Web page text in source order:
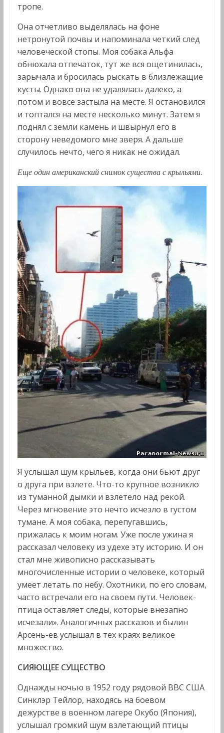
тропе.
Она отчетливо выделялась на фоне
нетронутой почвы и напоминала четкий след
человеческой стопы. Моя собака Альфа
обнюхала отпечаток, тут же вся ощетинилась,
зарычала и бросилась рыскать в близлежащие
кусты. Однако она не удалялась далеко, а
потом и вовсе застыла на месте. Я остановился
и топтался на месте несколько минут. Затем я
поднял с земли камень и швырнул его в
сторону неведомого мне зверя. А дальше
случилось нечто, чего я никак не ожидал.
Еще один американский снимок существа с крыльями.
Я услышал шум крыльев, когда они бьют друг
о друга при взлете. Что-то крупное возникло
из туманной дымки и взлетело над рекой.
Через мгновение это нечто исчезло в густом
тумане. А моя собака, перепугавшись,
прижалась к моим ногам. Уже после ужина я
рассказал человеку из удехе эту историю. И он
стал мне живописно рассказывать
многочисленные истории о человеке, который
умеет летать по небу. Охотники, по его словам,
часто встречали его на своем пути. Человек-
птица оставляет следы, которые внезапно
исчезали». Аналогичных рассказов и былин
Арсень-ев услышал в тех краях великое
множество.
СИЯЮЩЕЕ СУЩЕСТВО
Однажды ночью в 1952 году рядовой ВВС США
Синклэр Тейлор, находясь на боевом
дежурстве в военном лагере Окубо (Япония),
услышал громкий шум взлетающий птицы